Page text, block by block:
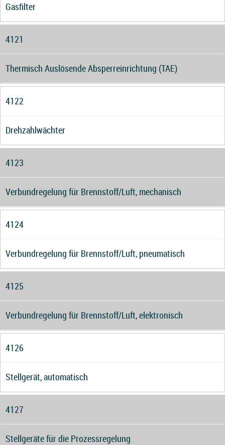
Gasfilter
4121
Thermisch Auslösende Absperreinrichtung (TAE)
4122
Drehzahlwächter
4123
Verbundregelung für Brennstoff/Luft, mechanisch
4124
Verbundregelung für Brennstoff/Luft, pneumatisch
4125
Verbundregelung für Brennstoff/Luft, elektronisch
4126
Stellgerät, automatisch
4127
Stellgeräte für die Prozessregelung